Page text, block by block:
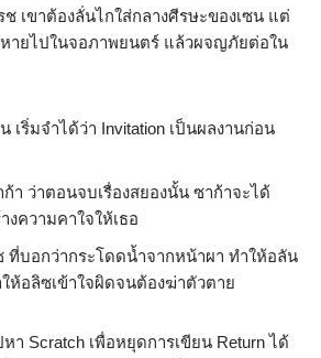
เขาต้องลั่นไกใส่กลางศีรษะของเซน แต่
ายไปในจอภาพยนตร์ แล้วผจญภัยต่อใน
เริ่มจำได้ว่า Invitation เป็นผลงานก่อน
ว่าตอนจบเรื่องสยองนั้น ซาก้าจะได้
ความคาใจให้เธอ
ที่บอกว่ากระโดดน้ำจากหน้าผา ทำให้อลัน
ห้อลิซเข้าใจผิดจนต้องฆ่าตัวตาย
า Scratch เพื่อหยุดการเขียน Return ได้